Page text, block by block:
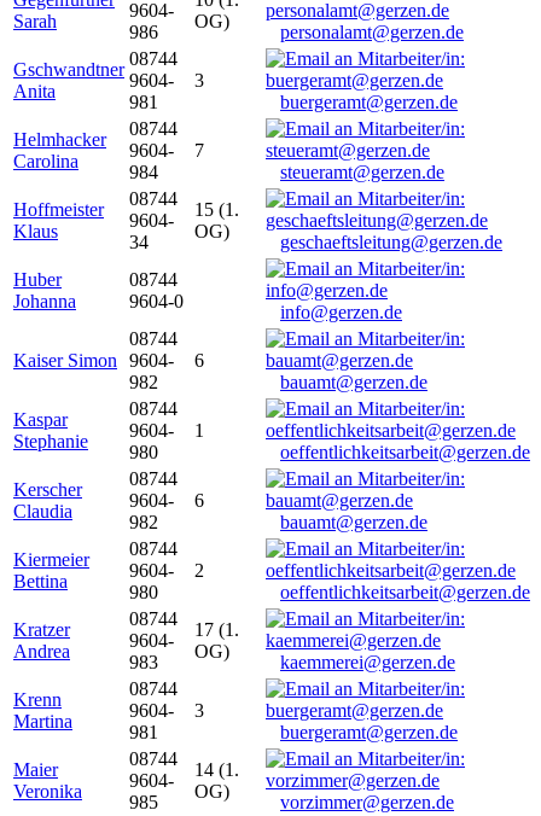
Sarah
9604-
986
OG)
personalamt@gerzen.de
Gschwandtner
Anita
08744
9604-
981
3
buergeramt@gerzen.de
Helmhacker
Carolina
08744
9604-
984
7
steueramt@gerzen.de
Hoffmeister
Klaus
08744
9604-
34
15 (1.
OG)
geschaeftsleitung@gerzen.de
Huber
Johanna
08744
9604-0
info@gerzen.de
Kaiser Simon
08744
9604-
982
6
bauamt@gerzen.de
Kaspar
Stephanie
08744
9604-
980
1
oeffentlichkeitsarbeit@gerzen.de
Kerscher
Claudia
08744
9604-
982
6
bauamt@gerzen.de
Kiermeier
Bettina
08744
9604-
980
2
oeffentlichkeitsarbeit@gerzen.de
Kratzer
Andrea
08744
9604-
983
17 (1.
OG)
kaemmerei@gerzen.de
Krenn
Martina
08744
9604-
981
3
buergeramt@gerzen.de
Maier
Veronika
08744
9604-
985
14 (1.
OG)
vorzimmer@gerzen.de